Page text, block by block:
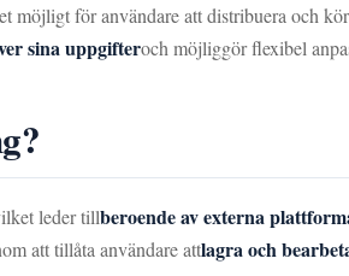
möjligt för användare att distribuera och
sina uppgifteroch möjliggör flexibel
leder tillberoende av externa
att tillåta användare attlagra och